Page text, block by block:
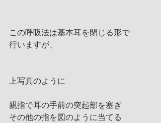
この呼吸法は基本耳を閉じる形で
行いますが、
上写真のように
親指で耳の手前の突起部を塞ぎ
その他の指を図のように当てる